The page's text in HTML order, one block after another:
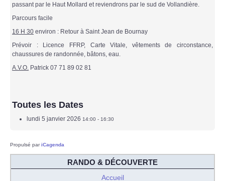
passant par le Haut Mollard et reviendrons par le sud de Vollandière.
Parcours facile
16 H 30 environ : Retour à Saint Jean de Bournay
Prévoir : Licence FFRP, Carte Vitale, vêtements de circonstance,
chaussures de randonnée, bâtons, eau.
A.V.O. Patrick 07 71 89 02 81
Toutes les Dates
lundi 5 janvier 2026 14:00 - 16:30
Propulsé pariCagenda
RANDO & DÉCOUVERTE
Accueil